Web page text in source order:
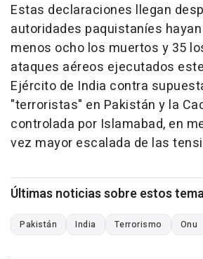
Estas declaraciones llegan
autoridades paquistaníes
menos ocho los muertos y 35
ataques aéreos ejecutados
Ejército de India contra
"terroristas" en Pakistán y la
controlada por Islamabad, en
vez mayor escalada de las
Últimas noticias sobre estos
Pakistán India Terrorismo Onu